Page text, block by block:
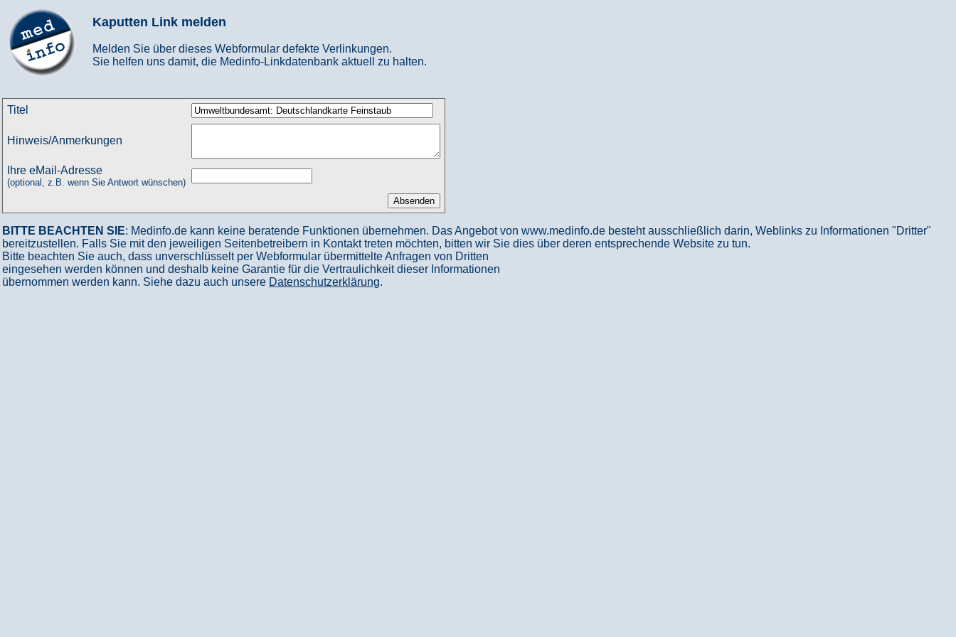
Kaputten Link melden
Melden Sie über dieses Webformular defekte Verlinkungen.
Sie helfen uns damit, die Medinfo-Linkdatenbank aktuell zu halten.
Titel
Hinweis/Anmerkungen
Ihre eMail-Adresse
(optional, z.B. wenn Sie Antwort wünschen)
BITTE BEACHTEN SIE: Medinfo.de kann keine beratende Funktionen übernehmen. Das Angebot von www.medinfo.de besteht ausschließlich darin, Weblinks zu Informationen "Dritter"
bereitzustellen. Falls Sie mit den jeweiligen Seitenbetreibern in Kontakt treten möchten, bitten wir Sie dies über deren entsprechende Website zu tun.
Bitte beachten Sie auch, dass unverschlüsselt per Webformular übermittelte Anfragen von Dritten
eingesehen werden können und deshalb keine Garantie für die Vertraulichkeit dieser Informationen
übernommen werden kann. Siehe dazu auch unsere Datenschutzerklärung.